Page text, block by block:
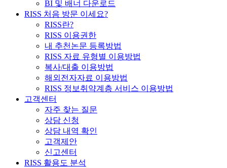
BI 및 배너 다운로드
RISS 처음 방문 이세요?
RISS란?
RISS 이용권한
내 추천논문 등록방법
RISS 자료 유형별 이용방법
복사/대출 이용방법
해외전자자료 이용방법
RISS 정보취약계층 서비스 이용방법
고객센터
자주 찾는 질문
상담 신청
상담 내역 확인
고객제안
신고센터
RISS 활용도 분석